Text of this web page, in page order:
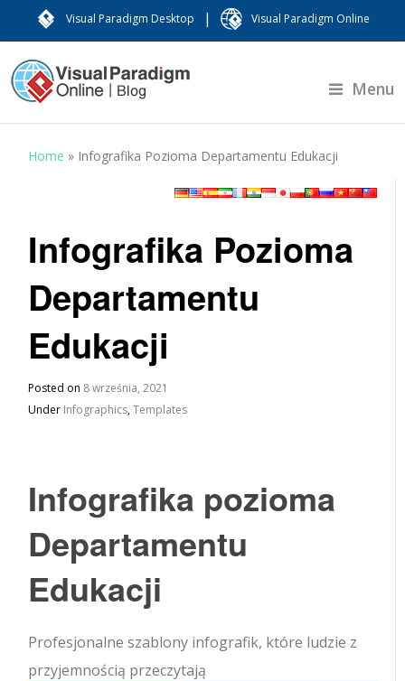
Visual Paradigm Desktop | Visual Paradigm Online
Menu
Home » Infografika Pozioma Departamentu Edukacji
Infografika Pozioma
Departamentu
Edukacji
Posted on 8 września, 2021
Under Infographics,Templates
Infografika pozioma
Departamentu
Edukacji
Profesjonalne szablony infografik, które ludzie z
przyjemnością przeczytają